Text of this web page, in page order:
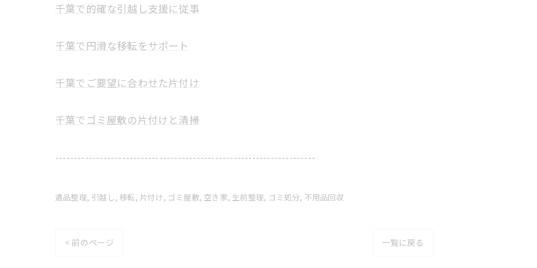
千葉で的確な引越し支援に従事
千葉で円滑な移転をサポート
千葉でご要望に合わせた片付け
千葉でゴミ屋敷の片付けと清掃
----------------------------------------------------------------------
遺品整理 引越し 移転 片付け ゴミ屋敷 空き家 生前整理 ゴミ処分 不用品回収
< 前のページ 一覧に戻る